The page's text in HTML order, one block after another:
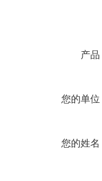
产品
您的单位
您的姓名